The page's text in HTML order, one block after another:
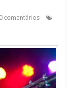
0 comentários